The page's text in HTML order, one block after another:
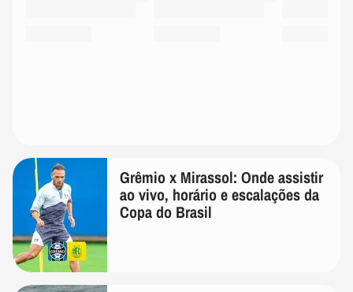
Grêmio x Mirassol: Onde assistir
ao vivo, horário e escalações da
Copa do Brasil